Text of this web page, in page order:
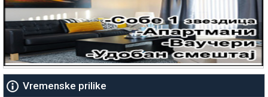
Vremenske prilike